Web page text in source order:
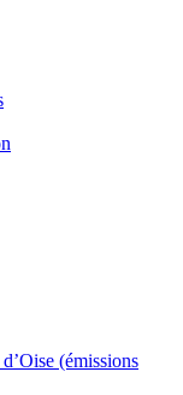
(émissions